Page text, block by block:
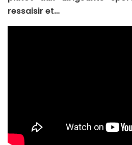
ressaisir et…